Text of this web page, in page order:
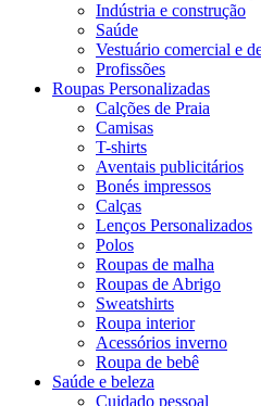
Indústria e construção
Saúde
Vestuário comercial e
Profissões
Roupas Personalizadas
Calções de Praia
Camisas
T-shirts
Aventais publicitários
Bonés impressos
Calças
Lenços Personalizados
Polos
Roupas de malha
Roupas de Abrigo
Sweatshirts
Roupa interior
Acessórios inverno
Roupa de bebê
Saúde e beleza
Cuidado pessoal